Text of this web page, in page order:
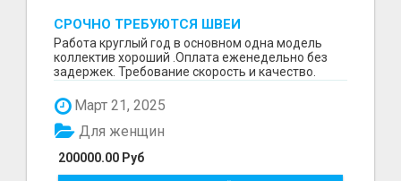
СРОЧНО ТРЕБУЮТСЯ ШВЕИ
Работа круглый год в основном одна модель
коллектив хороший .Оплата еженедельно без
задержек. Требование скорость и качество.
Март 21, 2025
200000.00 Руб
Для женщин